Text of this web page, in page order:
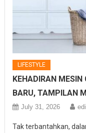
LIFESTYLE
KEHADIRAN
BARU, TAMPILAN
July 31, 2026
Tak terbantahkan,